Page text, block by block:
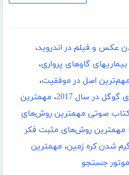
عکس و فیلم در اندروید،
گاوهای پرواری،
مهم‌ترین اصل در موفقیت،
در سال 2017
، مهمترین
صوتی مهمترین روش‌های
مهمترین روش‌های مثبت فکر
شدن کره زمین، مهمترین
جستجو